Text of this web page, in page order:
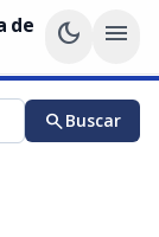
de
dark_mode menu
searchBuscar